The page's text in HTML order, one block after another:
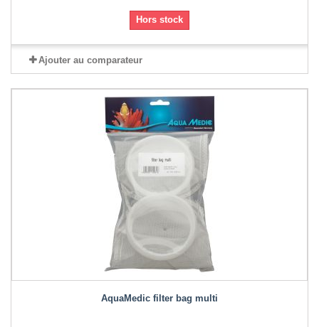
Hors stock
Ajouter au comparateur
AquaMedic filter bag multi